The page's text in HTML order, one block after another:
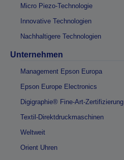
Micro Piezo-Technologie
Innovative Technologien
Nachhaltigere Technologien
Unternehmen
Management Epson Europa
Epson Europe Electronics
Digigraphie® Fine-Art-Zertifizierung
Textil-Direktdruckmaschinen
Weltweit
Orient Uhren